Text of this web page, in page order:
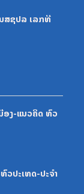
ນສຊປລ ເລກທີ
ອງ-ແນວຄິດ ທົ່ວ
ວປະເທດ-ປະຈໍາ